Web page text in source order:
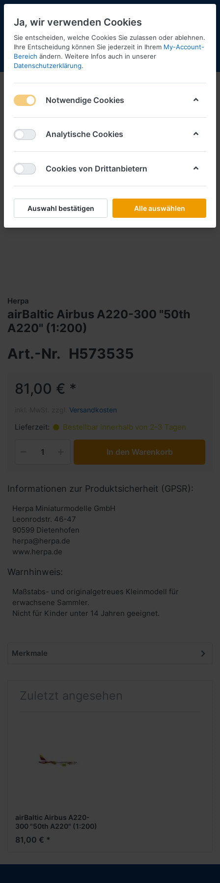
Menü Anmelden Shopaktualisierung
Herpa
airBaltic Airbus A220-300 "50th
A220" (1:200)
Art.-Nr. H573535
81,00 € *
Versandkosten
Lieferzeit: Bestellbar innerhalb von 2-3 Tagen
In den Warenkorb
Informationen zur Produktsicherheit (GPSR):
Herpa Miniaturmodelle GmbH
Leonrodstr. 46-47
90599 Dietenhofen
herpa@herpa.de
www.herpa.de
Warnhinweis:
Maßstabs- und originalgetreues Kleinmodell für
erwachsene Sammler.
Nicht für Kinder unter 14 Jahren geeignet.
Merkmale
Zuletzt angesehen
airBaltic Airbus A220-
300 "50th A220" (1:200)
81,00 € *
Ja, wir verwenden Cookies
Sie entscheiden, welche Cookies Sie zulassen oder ablehnen.
Ihre Entscheidung können Sie jederzeit in Ihrem My-Account-
Bereich ändern. Weitere Infos auch in unserer
Datenschutzerklärung.
Notwendige Cookies
Analytische Cookies
Cookies von Drittanbietern
Auswahl bestätigen Alle auswählen